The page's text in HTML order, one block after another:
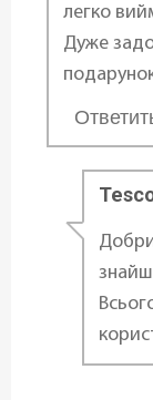
Длина:
39 см
Есть в
Чехия
легко
Дуже